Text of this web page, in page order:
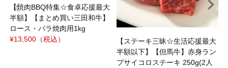
【焼肉BBQ特集☆食卓応援最大
半額】【まとめ買い三田和牛】
ロース・バラ焼肉用1kg
¥13,500 （税込）
【ステーキ三昧☆生活応援最大
半額以下】【但馬牛】赤身ラン
プサイコロステーキ 250g(2人